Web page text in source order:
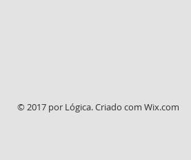
© 2017 por Lógica. Criado com Wix.com